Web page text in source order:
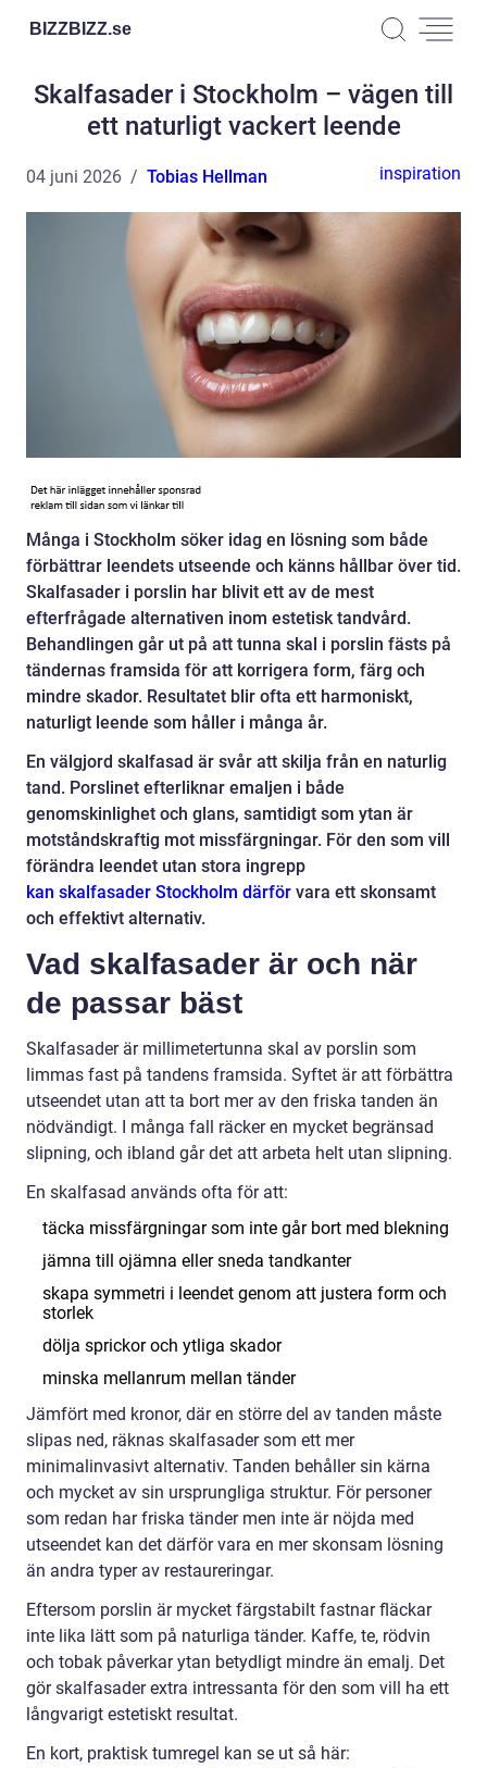
BIZZBIZZ.se
Skalfasader i Stockholm – vägen till
ett naturligt vackert leende
04 juni 2026 Tobias Hellman inspiration
Många i Stockholm söker idag en lösning som både
förbättrar leendets utseende och känns hållbar över tid.
Skalfasader i porslin har blivit ett av de mest
efterfrågade alternativen inom estetisk tandvård.
Behandlingen går ut på att tunna skal i porslin fästs på
tändernas framsida för att korrigera form, färg och
mindre skador. Resultatet blir ofta ett harmoniskt,
naturligt leende som håller i många år.
En välgjord skalfasad är svår att skilja från en naturlig
tand. Porslinet efterliknar emaljen i både
genomskinlighet och glans, samtidigt som ytan är
motståndskraftig mot missfärgningar. För den som vill
förändra leendet utan stora ingrepp
kan skalfasader Stockholm därför vara ett skonsamt
och effektivt alternativ.
Vad skalfasader är och när
de passar bäst
Skalfasader är millimetertunna skal av porslin som
limmas fast på tandens framsida. Syftet är att förbättra
utseendet utan att ta bort mer av den friska tanden än
nödvändigt. I många fall räcker en mycket begränsad
slipning, och ibland går det att arbeta helt utan slipning.
En skalfasad används ofta för att:
täcka missfärgningar som inte går bort med blekning
jämna till ojämna eller sneda tandkanter
skapa symmetri i leendet genom att justera form och
storlek
dölja sprickor och ytliga skador
minska mellanrum mellan tänder
Jämfört med kronor, där en större del av tanden måste
slipas ned, räknas skalfasader som ett mer
minimalinvasivt alternativ. Tanden behåller sin kärna
och mycket av sin ursprungliga struktur. För personer
som redan har friska tänder men inte är nöjda med
utseendet kan det därför vara en mer skonsam lösning
än andra typer av restaureringar.
Eftersom porslin är mycket färgstabilt fastnar fläckar
inte lika lätt som på naturliga tänder. Kaffe, te, rödvin
och tobak påverkar ytan betydligt mindre än emalj. Det
gör skalfasader extra intressanta för den som vill ha ett
långvarigt estetiskt resultat.
En kort, praktisk tumregel kan se ut så här: